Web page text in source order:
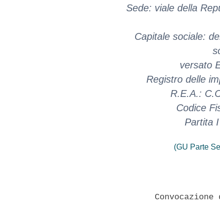
Sede: viale della
Capitale sociale:
versato
Registro delle
R.E.A.:
Codice
Partita
(GU Parte